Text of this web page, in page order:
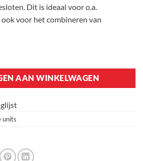
Dit is ideaal voor o.a.
voor het combineren van
AAN WINKELWAGEN
units